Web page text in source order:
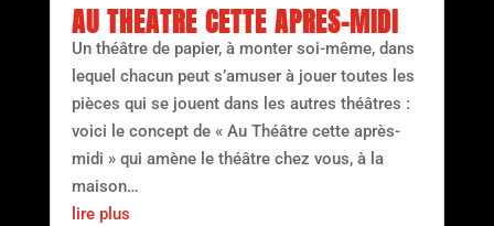
AU THEATRE CETTE APRES-MIDI
Un théâtre de papier, à monter soi-même, dans
lequel chacun peut s’amuser à jouer toutes les
pièces qui se jouent dans les autres théâtres :
voici le concept de « Au Théâtre cette après-
midi » qui amène le théâtre chez vous, à la
maison…
lire plus